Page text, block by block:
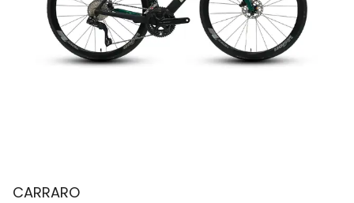
CARRARO